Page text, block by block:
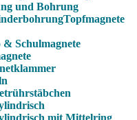
und Bohrung
Topfmagnete
Schulmagnete
mit Mittelring